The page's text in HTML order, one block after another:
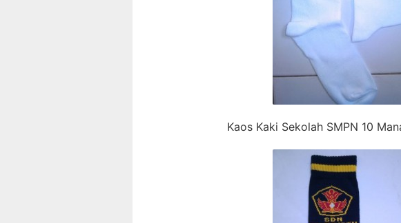
Kaos Kaki Sekolah SMPN 10